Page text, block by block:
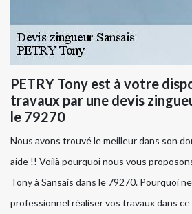
PETRY Tony est à votre
travaux par une devis
le 79270
Nous avons trouvé le meilleur dans son
aide !! Voilà pourquoi nous vous
Tony à Sansais dans le 79270. Pourquoi
professionnel réaliser vos travaux dans ce